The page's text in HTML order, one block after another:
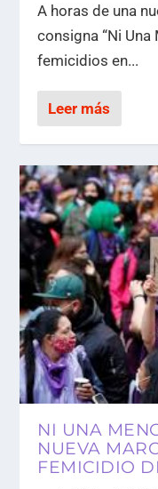
A horas de una
consigna “Ni Una
femicidios en...
Leer más
NI UNA
NUEVA
FEMICIDIO